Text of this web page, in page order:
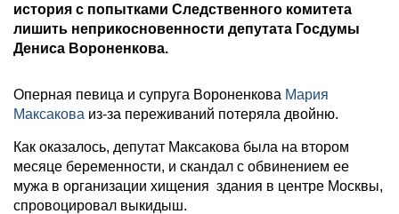
история с попытками Следственного комитета
лишить неприкосновенности депутата Госдумы
Дениса Вороненкова.
Оперная певица и супруга Вороненкова Мария
Максакова из-за переживаний потеряла двойню.
Как оказалось, депутат Максакова была на втором
месяце беременности, и скандал с обвинением ее
мужа в организации хищения здания в центре Москвы,
спровоцировал выкидыш.